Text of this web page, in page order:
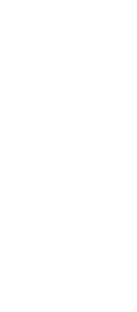
Более 380 женщин в Алмалыке
В образовании важен
Зима не за горами: как
Стартовала благотворительная
Развитие сферы услуг в городе —
Тонкости профессионального
Что на повестке профсоюза АО